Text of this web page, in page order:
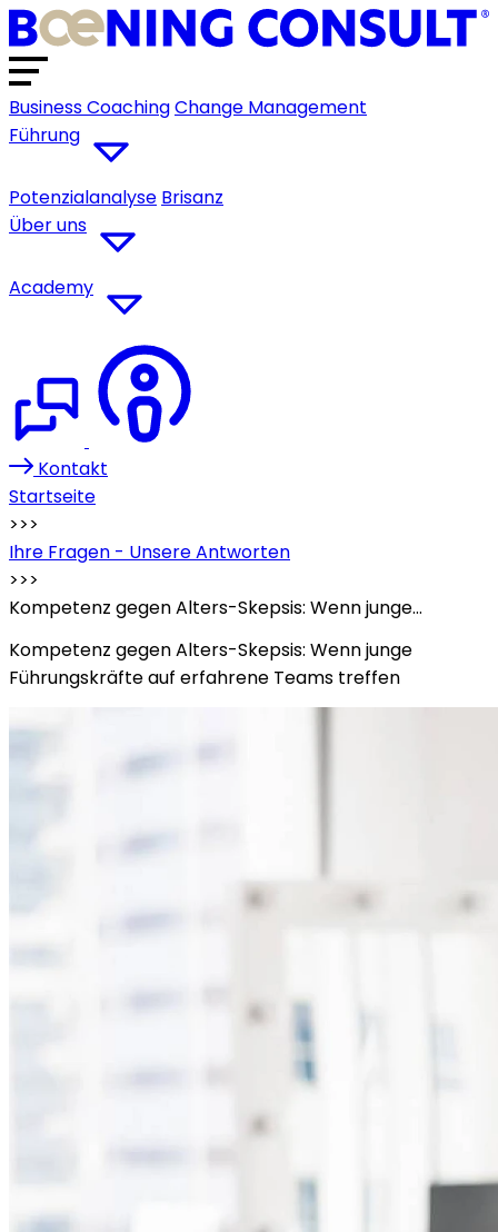
Business CoachingChange Management
Führung
Potenzialanalyse Brisanz
Über uns
Academy
Kontakt
Startseite
>>>
Ihre Fragen - Unsere Antworten
>>>
Kompetenz gegen Alters-Skepsis: Wenn junge…
Kompetenz gegen Alters-Skepsis: Wenn junge
Führungskräfte auf erfahrene Teams treffen